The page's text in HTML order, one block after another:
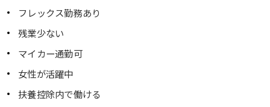
フレックス勤務あり
残業少ない
マイカー通勤可
女性が活躍中
扶養控除内で働ける